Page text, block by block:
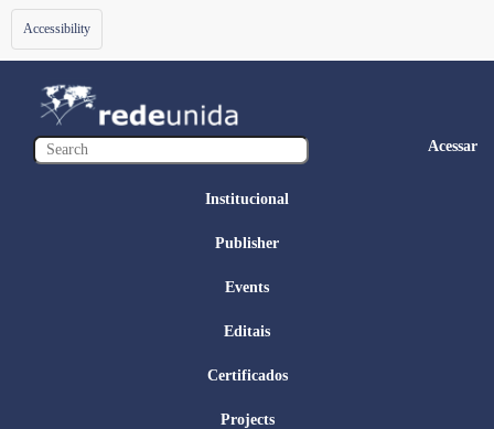
Toggle
navigation
Accessibility
Acessar
Institucional
Publisher
Events
Editais
Certificados
Projects